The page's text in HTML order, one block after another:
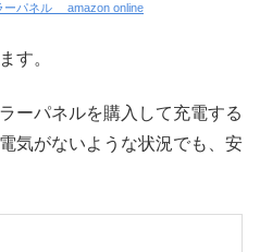
ーパネル amazon online
す。
ーパネルを購入して充電する
気がないような状況でも、安